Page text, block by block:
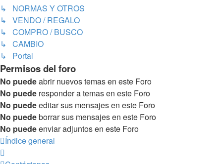
↳ NORMAS Y OTROS
↳ VENDO / REGALO
↳ COMPRO / BUSCO
↳ CAMBIO
↳ Portal
Permisos del foro
No puedeabrir nuevos temas en este Foro
No puede responder a temas en este Foro
No puedeeditar sus mensajes en este Foro
No puedeborrar sus mensajes en este Foro
No puedeenviar adjuntos en este Foro
Índice general